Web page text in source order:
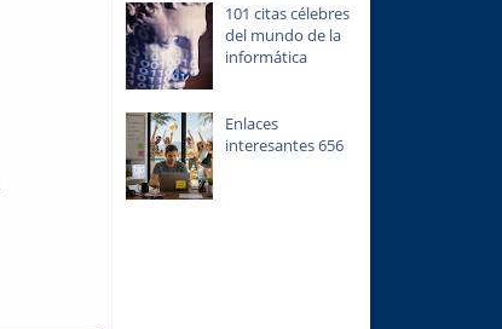
101 citas célebres
del mundo de la
informática
Enlaces
interesantes 656